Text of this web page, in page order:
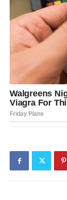
1) Koja
Bolna istina za
da osoba koju
da neko igra
da vas neko
ili da odnos/